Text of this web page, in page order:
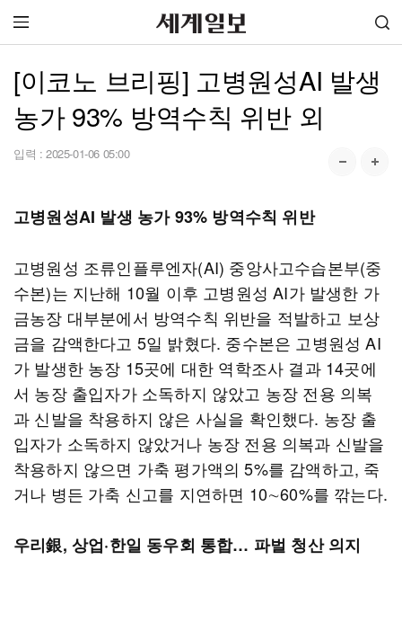
[이코노 브리핑] 고병원성AI 발생
농가 93% 방역수칙 위반 외
입력 : 2025-01-06 05:00
고병원성AI 발생 농가 93% 방역수칙 위반
고병원성 조류인플루엔자(AI) 중앙사고수습본부(중
수본)는 지난해 10월 이후 고병원성 AI가 발생한 가
금농장 대부분에서 방역수칙 위반을 적발하고 보상
금을 감액한다고 5일 밝혔다. 중수본은 고병원성 AI
가 발생한 농장 15곳에 대한 역학조사 결과 14곳에
서 농장 출입자가 소독하지 않았고 농장 전용 의복
과 신발을 착용하지 않은 사실을 확인했다. 농장 출
입자가 소독하지 않았거나 농장 전용 의복과 신발을
착용하지 않으면 가축 평가액의 5%를 감액하고, 죽
거나 병든 가축 신고를 지연하면 10∼60%를 깎는다.
우리銀, 상업·한일 동우회 통합… 파벌 청산 의지